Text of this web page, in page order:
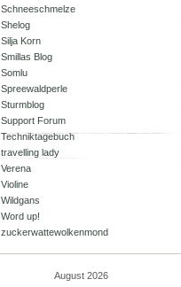
Schneeschmelze
Shelog
Silja Korn
Smillas Blog
Somlu
Spreewaldperle
Sturmblog
Support Forum
Techniktagebuch
travelling lady
Verena
Violine
Wildgans
Word up!
zuckerwattewolkenmond
August 2026